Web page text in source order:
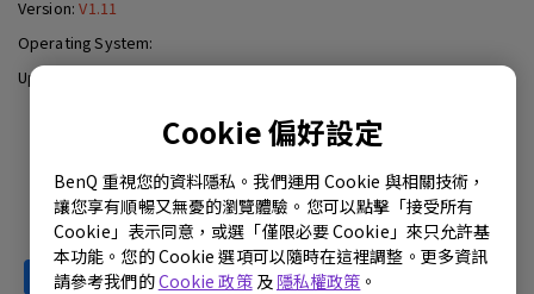
Cookie 偏好設定
BenQ 重視您的資料隱私。我們運用 Cookie 與相關技術，
讓您享有順暢又無憂的瀏覽體驗。您可以點擊「接受所有
Cookie」表示同意，或選「僅限必要 Cookie」來只允許基
本功能。您的 Cookie 選項可以隨時在這裡調整。更多資訊
請參考我們的Cookie 政策及 隱私權政策 。
Version:V1.11
Operating System:
Update:
Download